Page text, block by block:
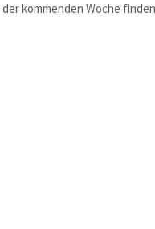
kommenden Woche